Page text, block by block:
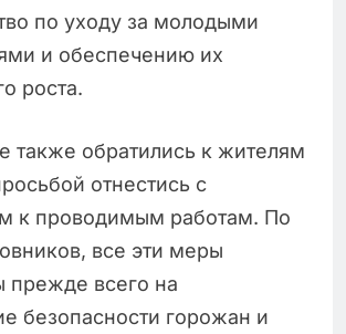
по уходу за молодыми
и обеспечению их
роста.
также обратились к жителям
отнестись с
к проводимым работам. По
все эти меры
прежде всего на
безопасности горожан и